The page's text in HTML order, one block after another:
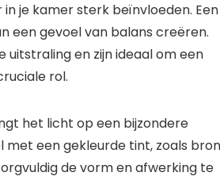
je kamer sterk beïnvloeden. Een
een gevoel van balans creëren.
en zijn ideaal om een
rol.
het licht op een bijzondere
met een gekleurde tint, zoals
de vorm en afwerking te